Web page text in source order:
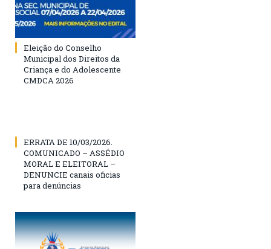
Eleição do Conselho
Municipal dos Direitos da
Criança e do Adolescente
CMDCA 2026
ERRATA DE 10/03/2026.
COMUNICADO – ASSÉDIO
MORAL E ELEITORAL –
DENUNCIE canais oficias
para denúncias